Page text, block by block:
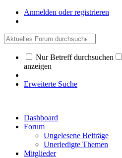
Anmelden oder registrieren
Nur Betreff durchsuchen
anzeigen
Erweiterte Suche
Dashboard
Forum
Ungelesene Beiträge
Unerledigte Themen
Mitglieder